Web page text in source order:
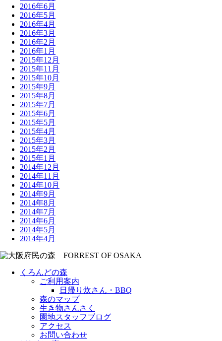
2016年6月
2016年5月
2016年4月
2016年3月
2016年2月
2016年1月
2015年12月
2015年11月
2015年10月
2015年9月
2015年8月
2015年7月
2015年6月
2015年5月
2015年4月
2015年3月
2015年2月
2015年1月
2014年12月
2014年11月
2014年10月
2014年9月
2014年8月
2014年7月
2014年6月
2014年5月
2014年4月
くろんどの森
ご利用案内
日帰り炊さん・BBQ
森のマップ
生き物さんさく
園地スタッフブログ
アクセス
お問い合わせ